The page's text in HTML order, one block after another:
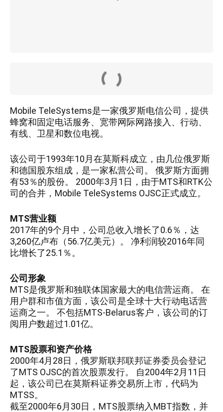
Mobile TeleSystems是一家俄罗斯电信公司，提供
蜂窝和固定电话服务、宽带网际网路接入、行动、
有线、卫星和数位电视。
该公司于1993年10月在莫斯科成立，由几位俄罗斯
和德国股东组成，是一家私营公司。 俄罗斯方面拥
有53％的股份。 2000年3月1日，由于MTS和RTK公
司的合并，Mobile TeleSystems OJSC正式成立。
MTS营业额
2017年的9个月中，公司总收入增长了0.6％，达
3,260亿卢布（56.7亿美元）。 净利润较2016年同
比增长了25.1％。
公司形象
MTS是俄罗斯和独联体国家最大的电信营运商。 在
用户群和市值方面，该公司是全球十大行动电话营
运商之一。 不包括MTS-Belarus客户，该公司的订
阅用户数超过1.01亿。
MTS股票和资产价格
2000年4月28日，俄罗斯联邦联邦证券委员会登记
了MTS OJSC的首次股票发行。 自2004年2月11日
起，该公司已在莫斯科证券交易所上市，代码为
MTSS。
截至2000年6月30日，MTS股票纳入MBT指数，并